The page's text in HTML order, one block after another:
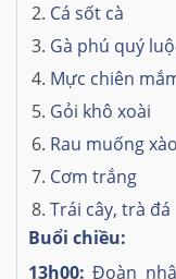
Cá sốt cà
Gà phú quý
Mực chiên
Gỏi khô xoài
Rau muống
Cơm trắng
Trái cây, trà đá
Buổi chiều:
13h00: Đoàn